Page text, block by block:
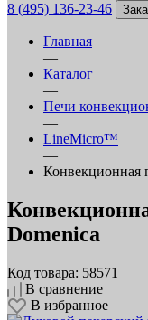
8 (495) 136-23-46
Главная
—
Каталог
—
Печи
—
LineMicro™
—
Конвекционная
Domenica
Код товара: 58571
В сравнение
В избранное